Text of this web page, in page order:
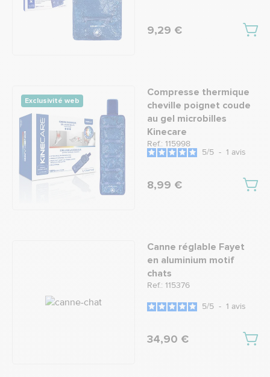
9,29 €
Exclusivité web
Compresse thermique
cheville poignet coude
au gel microbilles
Kinecare
Ref.: 115998
5/5 - 1 avis
8,99 €
Canne réglable Fayet
en aluminium motif
chats
Ref.: 115376
5/5 - 1 avis
34,90 €